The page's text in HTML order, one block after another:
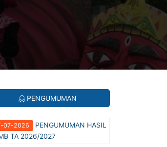
PENGUMUMAN
07-2026
PENGUMUMAN HASIL
TA 2026/2027